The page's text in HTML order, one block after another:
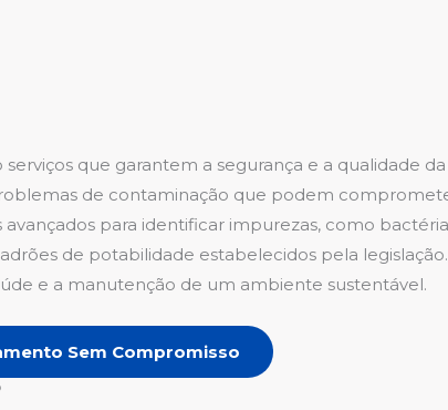
serviços que garantem a segurança e a qualidade
de contaminação que podem
para identificar impurezas, como
de potabilidade estabelecidos pela
e a manutenção de um ambiente sustentável.
Sem Compromisso